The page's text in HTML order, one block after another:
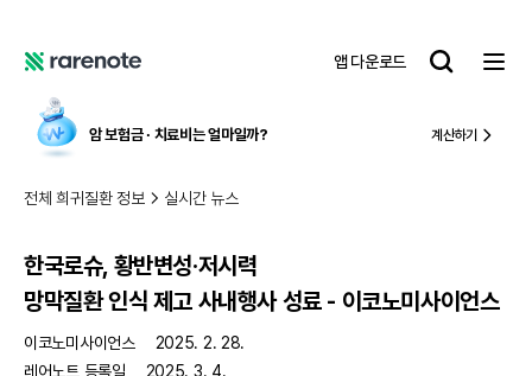
노
앱 다운로드
레
트
료비는 얼마일까? 국내 유일, 중증 질
전체 희귀질환 정보 실시간 뉴스
한국로슈, 황반변성·저시력
망막질환 인식 제고 사내행사 성료 - 이코노미사이언스
이코노미사이언스
2025. 2. 28.
레어노트 등록일
2025. 3. 4.